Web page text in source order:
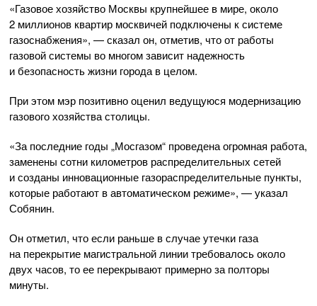
«Газовое хозяйство Москвы крупнейшее в мире, около
2 миллионов квартир москвичей подключены к системе
газоснабжения», — сказал он, отметив, что от работы
газовой системы во многом зависит надежность
и безопасность жизни города в целом.
При этом мэр позитивно оценил ведущуюся модернизацию
газового хозяйства столицы.
«За последние годы „Мосгазом“ проведена огромная работа,
заменены сотни километров распределительных сетей
и созданы инновационные газораспределительные пункты,
которые работают в автоматическом режиме», — указал
Собянин.
Он отметил, что если раньше в случае утечки газа
на перекрытие магистральной линии требовалось около
двух часов, то ее перекрывают примерно за полторы
минуты.